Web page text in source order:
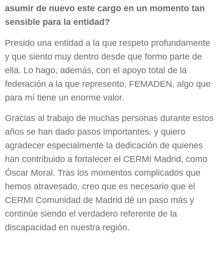
asumir de nuevo este cargo en un momento tan
sensible para la entidad?
Presido una entidad a la que respeto profundamente
y que siento muy dentro desde que formo parte de
ella. Lo hago, además, con el apoyo total de la
federación a la que represento, FEMADEN, algo que
para mí tiene un enorme valor.
Gracias al trabajo de muchas personas durante estos
años se han dado pasos importantes, y quiero
agradecer especialmente la dedicación de quienes
han contribuido a fortalecer el CERMI Madrid, como
Óscar Moral. Tras los momentos complicados que
hemos atravesado, creo que es necesario que el
CERMI Comunidad de Madrid dé un paso más y
continúe siendo el verdadero referente de la
discapacidad en nuestra región.